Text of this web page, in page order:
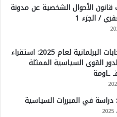
قانون الأحوال الشخصية عن مدونة
/ الجزء 1
خارطة الانتخابات البرلمانية لعام 2025: استقراء
القوى السياسية الممثلة
ـاومة
دراسة في المبررات السياسية